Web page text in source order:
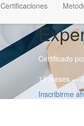
Certificaciones
Certificado
12 meses —
Inscribirme